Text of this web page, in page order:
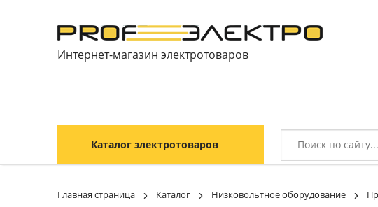
Интернет-магазин электротоваров
Каталог электротоваров
Главная страница Каталог Низковольтное оборудование